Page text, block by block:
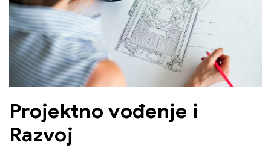
Projektno vođenje i
Razvoj